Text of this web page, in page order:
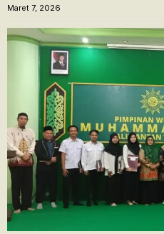
Maret 7, 2026